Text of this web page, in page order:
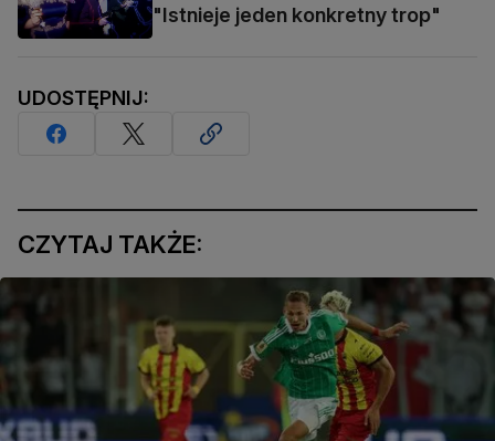
"Istnieje jeden konkretny trop"
UDOSTĘPNIJ:
CZYTAJ TAKŻE: